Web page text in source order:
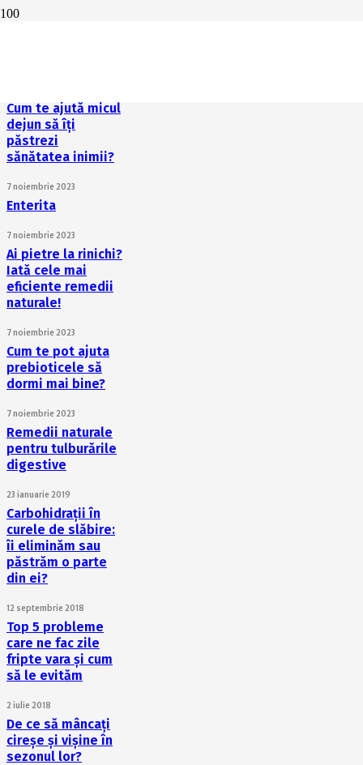
Cum te ajută micul
dejun să îți
păstrezi
sănătatea inimii?
7 noiembrie 2023
Enterita
7 noiembrie 2023
Ai pietre la rinichi?
Iată cele mai
eficiente remedii
naturale!
7 noiembrie 2023
Cum te pot ajuta
prebioticele să
dormi mai bine?
7 noiembrie 2023
Remedii naturale
pentru tulburările
digestive
23 ianuarie 2019
Carbohidrații în
curele de slăbire:
îi eliminăm sau
păstrăm o parte
din ei?
12 septembrie 2018
Top 5 probleme
care ne fac zile
fripte vara și cum
să le evităm
2 iulie 2018
De ce să mâncați
cireșe și vișine în
sezonul lor?